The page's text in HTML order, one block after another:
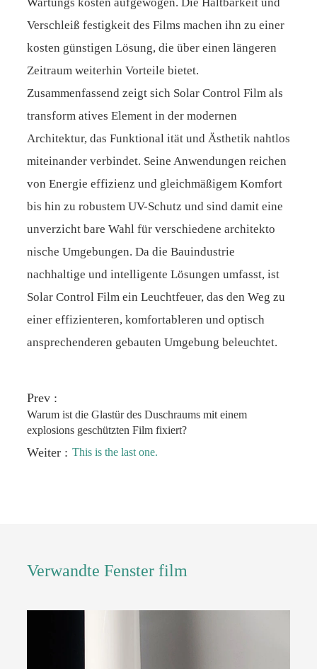
Verschleiß festigkeit des Films machen ihn zu einer
kosten günstigen Lösung, die über einen längeren
Zeitraum weiterhin Vorteile bietet.
Zusammenfassend zeigt sich Solar Control Film als
transform atives Element in der modernen
Architektur, das Funktional ität und Ästhetik nahtlos
miteinander verbindet. Seine Anwendungen reichen
von Energie effizienz und gleichmäßigem Komfort
bis hin zu robustem UV-Schutz und sind damit eine
unverzicht bare Wahl für verschiedene architekto
nische Umgebungen. Da die Bauindustrie
nachhaltige und intelligente Lösungen umfasst, ist
Solar Control Film ein Leuchtfeuer, das den Weg zu
einer effizienteren, komfortableren und optisch
ansprechenderen gebauten Umgebung beleuchtet.
Prev :
Warum ist die Glastür des Duschraums mit einem
explosions geschützten Film fixiert?
Weiter : This is the last one.
Verwandte Fenster film